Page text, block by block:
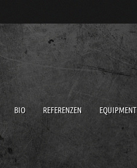
BIO REFERENZEN EQUIPMENT